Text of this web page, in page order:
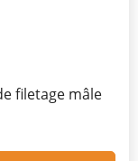
filetage mâle